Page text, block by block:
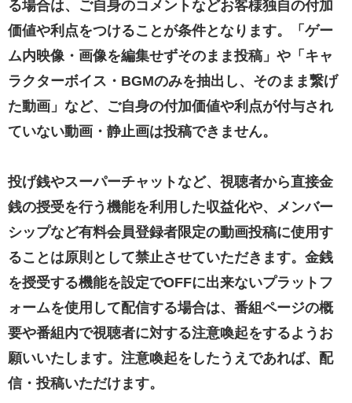
る場合は、ご自身のコメントなどお客様独自の付加
価値や利点をつけることが条件となります。「ゲー
ム内映像・画像を編集せずそのまま投稿」や「キャ
ラクターボイス・BGMのみを抽出し、そのまま繋げ
た動画」など、ご自身の付加価値や利点が付与され
ていない動画・静止画は投稿できません。
投げ銭やスーパーチャットなど、視聴者から直接金
銭の授受を行う機能を利用した収益化や、メンバー
シップなど有料会員登録者限定の動画投稿に使用す
ることは原則として禁止させていただきます。金銭
を授受する機能を設定でOFFに出来ないプラットフ
ォームを使用して配信する場合は、番組ページの概
要や番組内で視聴者に対する注意喚起をするようお
願いいたします。注意喚起をしたうえであれば、配
信・投稿いただけます。